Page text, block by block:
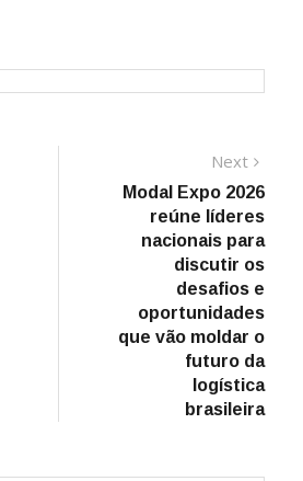
Next
post:
Modal Expo 2026
reúne líderes
nacionais para
discutir os
desafios e
oportunidades
que vão moldar o
futuro da
logística
brasileira